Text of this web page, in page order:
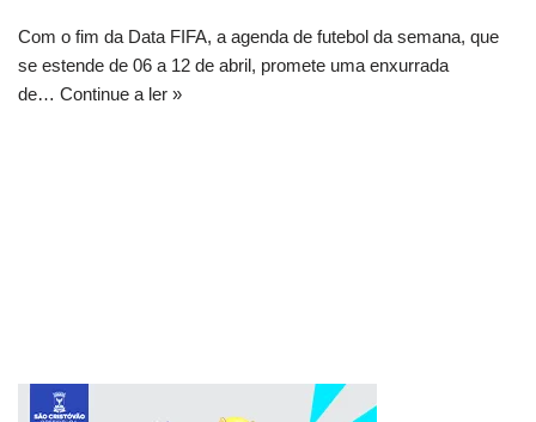
Com o fim da Data FIFA, a agenda de futebol da semana, que
se estende de 06 a 12 de abril, promete uma enxurrada
de… Continue a ler »